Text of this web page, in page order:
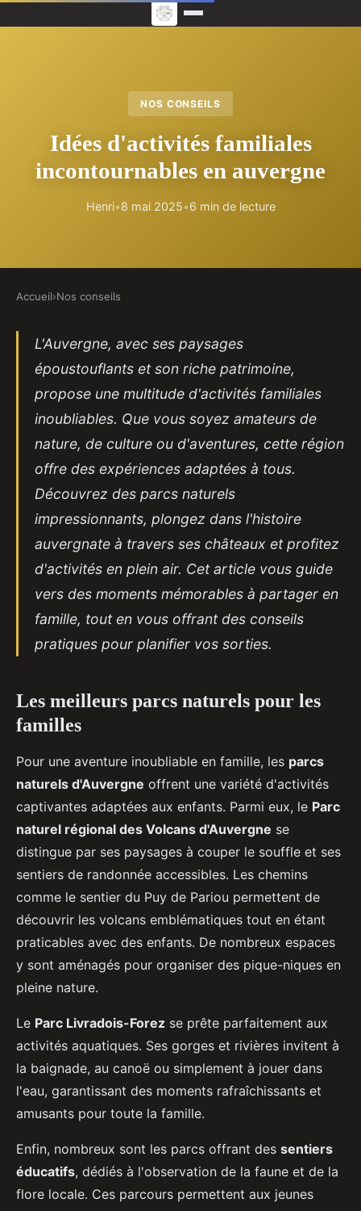
NOS CONSEILS
Idées d'activités familiales
incontournables en auvergne
Henri•8 mai 2025•6 min de lecture
Accueil›Nos conseils
L'Auvergne, avec ses paysages
époustouflants et son riche patrimoine,
propose une multitude d'activités familiales
inoubliables. Que vous soyez amateurs de
nature, de culture ou d'aventures, cette région
offre des expériences adaptées à tous.
Découvrez des parcs naturels
impressionnants, plongez dans l'histoire
auvergnate à travers ses châteaux et profitez
d'activités en plein air. Cet article vous guide
vers des moments mémorables à partager en
famille, tout en vous offrant des conseils
pratiques pour planifier vos sorties.
Les meilleurs parcs naturels pour les
familles
Pour une aventure inoubliable en famille, les parcs
naturels d'Auvergne offrent une variété d'activités
captivantes adaptées aux enfants. Parmi eux, le Parc
naturel régional des Volcans d'Auvergne se
distingue par ses paysages à couper le souffle et ses
sentiers de randonnée accessibles. Les chemins
comme le sentier du Puy de Pariou permettent de
découvrir les volcans emblématiques tout en étant
praticables avec des enfants. De nombreux espaces
y sont aménagés pour organiser des pique-niques en
pleine nature.
Le Parc Livradois-Forez se prête parfaitement aux
activités aquatiques. Ses gorges et rivières invitent à
la baignade, au canoë ou simplement à jouer dans
l'eau, garantissant des moments rafraîchissants et
amusants pour toute la famille.
Enfin, nombreux sont les parcs offrant des sentiers
éducatifs, dédiés à l'observation de la faune et de la
flore locale. Ces parcours permettent aux jeunes